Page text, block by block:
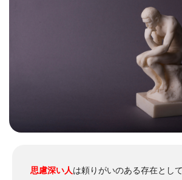
思慮深い人は頼りがいのある存在とし